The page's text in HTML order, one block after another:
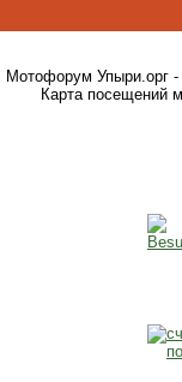
Мотофорум Упыри.орг -
Карта посещений